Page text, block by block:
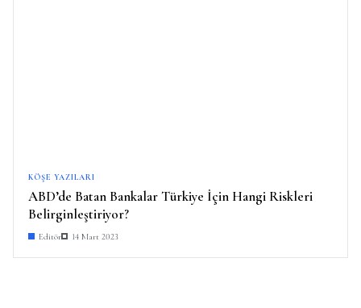
KÖŞE YAZILARI
ABD’de Batan Bankalar Türkiye İçin Hangi Riskleri
Belirginleştiriyor?
Editör 14 Mart 2023